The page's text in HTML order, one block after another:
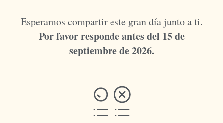
Esperamos compartir este gran día junto a ti.
Por favor responde antes del 15 de
septiembre de 2026.